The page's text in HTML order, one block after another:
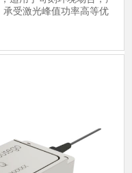
受激光峰值功率高等优